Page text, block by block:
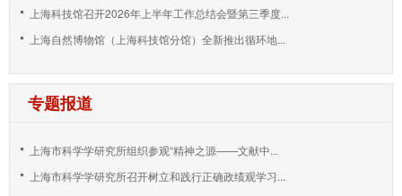
上海科技馆召开2026年上半年工作总结会暨第三季度...
上海自然博物馆（上海科技馆分馆）全新推出循环地...
专题报道
上海市科学学研究所组织参观“精神之源——文献中...
上海市科学学研究所召开树立和践行正确政绩观学习...